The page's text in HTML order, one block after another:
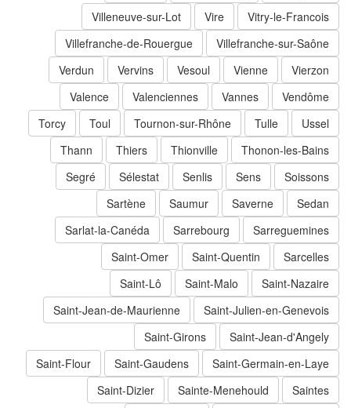
Vitry-le-Francois
Villeneuve-sur-Lot
Villefranche-sur-Saône
Villefranche-de-Rouergue
Vierzon
Vienne
Vesoul
Vervins
Verdun
Vendôme
Vannes
Valenciennes
Valence
Ussel
Tulle
Tournon-sur-Rhône
Torcy
Thonon-les-Bains
Thionville
Thiers
Thann
Soissons
Sens
Senlis
Sélestat
Segré
Sedan
Saverne
Saumur
Sartène
Sarreguemines
Sarrebourg
Sarlat-la-Canéda
Sarcelles
Saint-Quentin
Saint-Omer
Saint-Nazaire
Saint-Malo
Saint-Lô
Saint-Julien-en-Genevois
Saint-Jean-de-Maurienne
Saint-Jean-d'Angely
Saint-Girons
Saint-Germain-en-Laye
Saint-Gaudens
Saint-Flour
Saintes
Sainte-Menehould
Saint-Dizier